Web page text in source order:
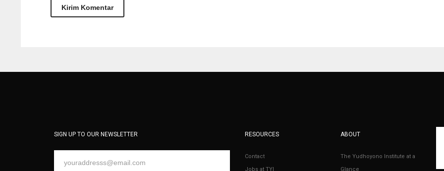
SIGN UP TO OUR NEWSLETTER RESOURCES
Contact
Jobs at TYI
ABOUT
The Yudhoyono Institute at a
Glance